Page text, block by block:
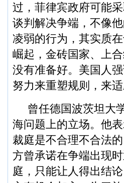
过，菲律宾政府可能
谈判解决争端，不像
凌弱的行为，其实质
崛起，金砖国家、上
没有准备好。美国人
努力来重塑规则，来适
曾任德国波茨坦大
海问题上的立场。他
裁庭是不合理不合法
方曾承诺在争端出现
庭，只能让人得出结